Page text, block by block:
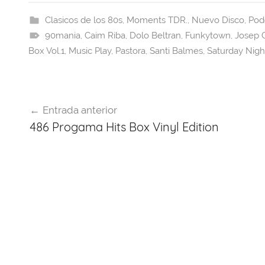
e
b
o
a
d
s
s
A
p
e
st
gr
a
m
er
Clasicos de los 80s, Moments TDR. Nuevo Disco,
90mania Caim Riba Dolo Beltran Funkytown Josep
Box Vol.1 Music Play, Pastora Santi Balmes Saturday
de
entradas
Entrada anterior
486 Progama Hits Box Vinyl Edition